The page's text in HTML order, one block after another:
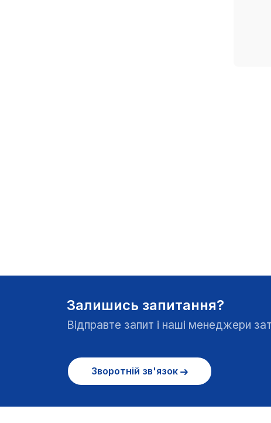
Залишись запитання?
Відправте запит і наші менеджери
Зворотній зв'язок